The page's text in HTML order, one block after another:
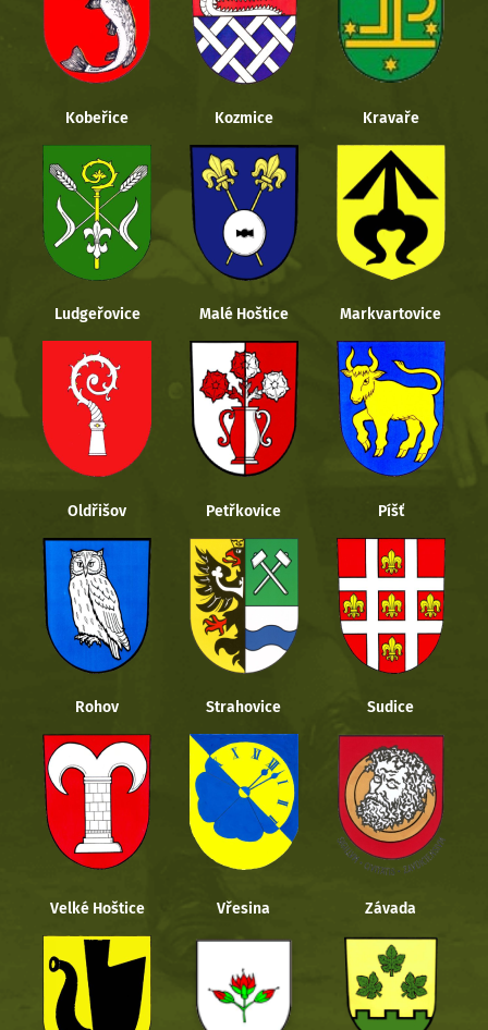
Kobeřice Kozmice Kravaře
Ludgeřovice Malé Hoštice Markvartovice
Oldřišov Petřkovice Píšť
Rohov Strahovice Sudice
Velké Hoštice Vřesina Závada